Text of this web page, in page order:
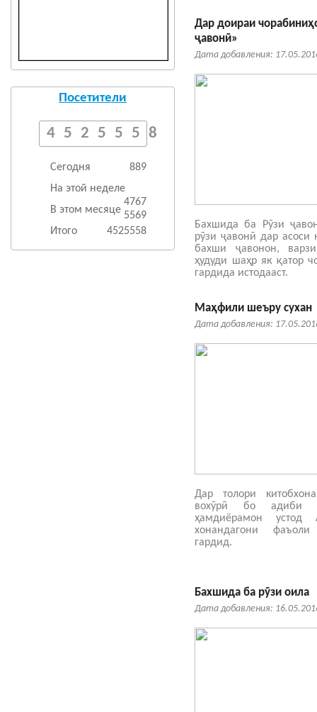
Посетители
4525558
Сегодня
889
На этой неделе
4767
В этом месяце 5569
Итого
4525558
Дар доираи
ҷавонӣ»
Дата добавления:
Бахшида ба Рӯзи
рӯзи ҷавонӣ дар асоси
бахши ҷавонон,
ҳудуди шаҳр як қатор
гардида истодааст.
Маҳфили шеъру сухан
Дата добавления:
Дар толори
вохӯрӣ бо адиби
ҳамдиёрамон
хонандагони
гардид.
Бахшида ба рӯзи оила
Дата добавления: